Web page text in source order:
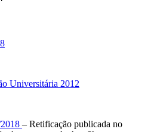
Universitária 2012
– Retificação publicada no